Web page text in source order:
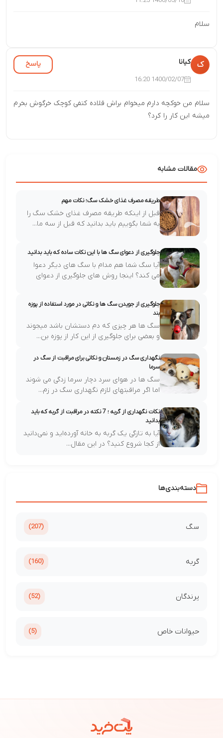
سلام
ک کیانا پاسخ
1400/02/07 16:20
سلام من خوکچه دارم میخوام براش قلاده کتفی کوچک خرگوش بخرم
میشه این کار را کرد؟
مقالات مشابه
طریقه مصرف غذای خشک سگ؛ نکات مهم
قبل از اینکه طریقه مصرف غذای خشک سگ را
به شما بگوییم باید بدانید که قبل از سه ما...
جلوگیری از دعوای سگ ها با این نکات ساده که باید بدانید
آیا سگ شما هم مدام با سگ های دیگر دعوا
می کند؟ اینجا روش های جلوگیری از دعوای
سگ...
جلوگیری از جویدن سگ ها و نکاتی در مورد استفاده از پوزه
بند
سگ ها هر چیزی که دم دستشان باشد میجوند
و بعضی برای جلوگیری از این کار از پوزه بن...
نگهداری سگ در زمستان و نکاتی برای مراقبت از سگ در
سرما
سگ ها در هوای سرد دچار سرما زدگی می شوند
اما اگر مراقبتهای لازم نگهداری سگ در زم...
نکات نگهداری از گربه ؛ 7 نکته در مراقبت از گربه که باید
بدانید
آیا به تازگی یک گربه به خانه آورده‌اید و نمی‌دانید
از کجا شروع کنید؟ در این مقال...
دسته‌بندی‌ها
سگ (207)
گربه (160)
پرندگان (52)
حیوانات خاص (5)